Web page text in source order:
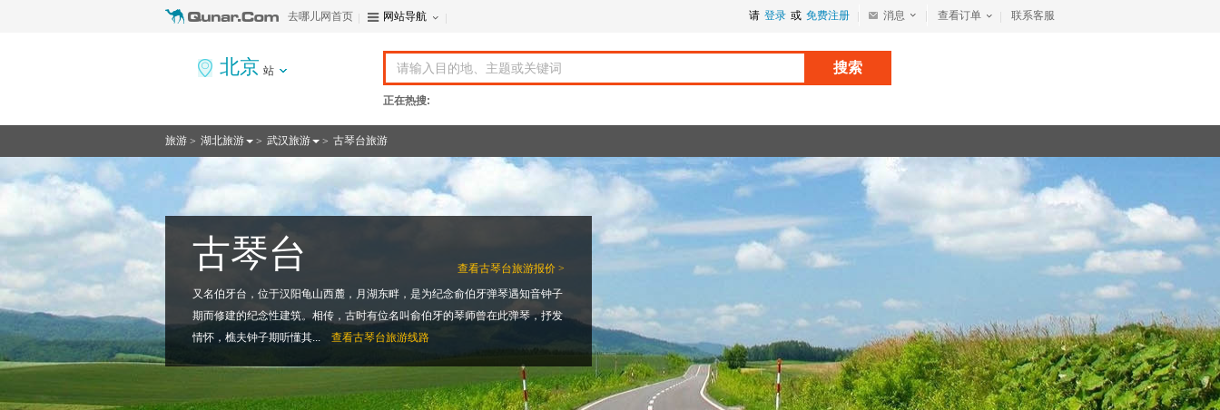
请 登录 或 免费注册 消息 查看订单 联系客服
去哪儿网首页 网站导航
北京 站 搜索
正在热搜:
旅游 > 湖北旅游 > 武汉旅游 > 古琴台旅游
查看古琴台旅游报价 >
古琴台
又名伯牙台，位于汉阳龟山西麓，月湖东畔，是为纪念俞伯牙弹琴遇知音钟子
期而修建的纪念性建筑。相传，古时有位名叫俞伯牙的琴师曾在此弹琴，抒发
情怀，樵夫钟子期听懂其...
查看古琴台旅游线路